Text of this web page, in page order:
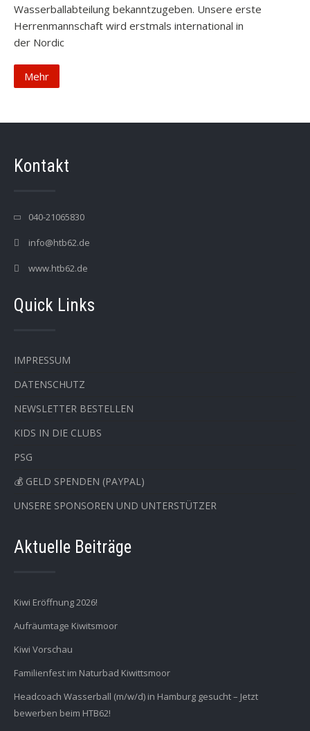
Wasserballabteilung bekanntzugeben. Unsere erste
Herrenmannschaft wird erstmals international in
der Nordic
Mehr
Kontakt
040-21065830
info@htb62.de
www.htb62.de
Quick Links
IMPRESSUM
DATENSCHUTZ
NEWSLETTER BESTELLEN
KIDS IN DIE CLUBS
PSG
💰 GELD SPENDEN (PAYPAL)
UNSERE SPONSOREN UND UNTERSTÜTZER
Aktuelle Beiträge
Kiwi Eröffnung 2026!
Aufräumtage Kiwitsmoor
Kiwi Vorschau
Familienfest im Naturbad Kiwittsmoor
Headcoach Wasserball (m/w/d) in Hamburg gesucht – Jetzt
bewerben beim HTB62!